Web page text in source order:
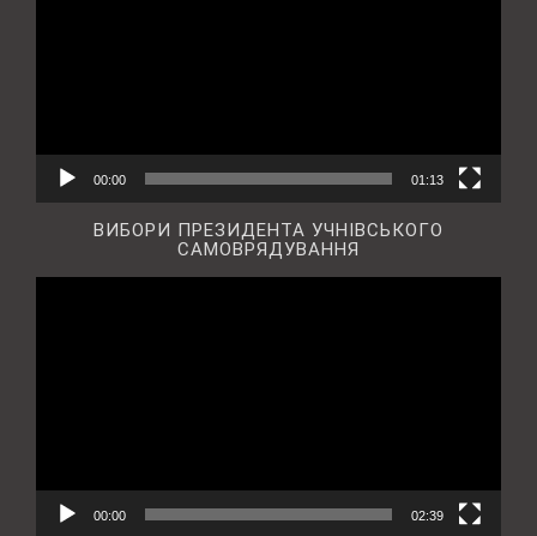
00:00 01:13
ВИБОРИ ПРЕЗИДЕНТА УЧНІВСЬКОГО
САМОВРЯДУВАННЯ
00:00 02:39